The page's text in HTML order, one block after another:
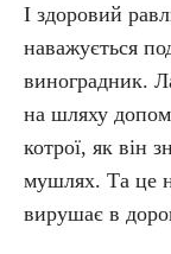
І здоровий
наважується
виноградник.
на шляху
котрої, як він
мушлях. Та це
вирушає в